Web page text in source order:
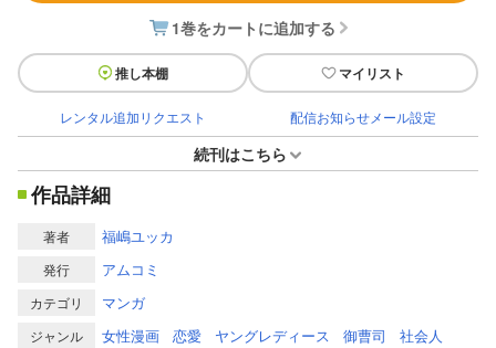
1巻をカートに追加する
推し本棚 マイリスト
レンタル追加リクエスト 配信お知らせメール設定
続刊はこちら
作品詳細
著者 福嶋ユッカ
発行 アムコミ
カテゴリ マンガ
ジャンル 女性漫画 恋愛 ヤングレディース 御曹司 社会人